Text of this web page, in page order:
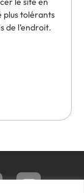
plus tolérants
de l’endroit.